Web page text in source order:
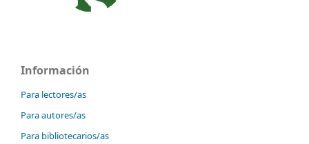
Información
Para lectores/as
Para autores/as
Para bibliotecarios/as